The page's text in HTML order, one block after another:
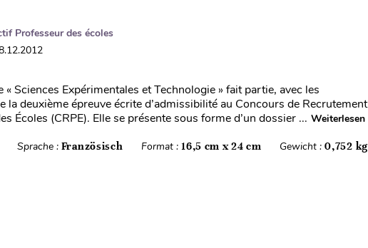
Professeur des écoles
« Sciences Expérimentales et Technologie » fait partie, avec les
la deuxième épreuve écrite d’admissibilité au Concours de Recrutement
Écoles (CRPE). Elle se présente sous forme d’un dossier ... Weiterlesen
Sprache : Französisch Format :16,5 cm x 24 cm Gewicht :0,752 kg